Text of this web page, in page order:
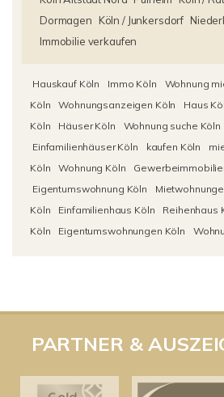
Dormagen
Köln / Junkersdorf
Immobilie verkaufen
Hauskauf Köln Immo Köln Wohnung
Köln
Wohnungsanzeigen Köln Haus
Köln
Häuser Köln Wohnung suche Köln
Einfamilienhäuser Köln
kaufen Köln
Köln
Wohnung Köln
Eigentumswohnung Köln
Köln
Einfamilienhaus Köln Reihenhaus
Köln
Eigentumswohnungen Köln
PARTNER &